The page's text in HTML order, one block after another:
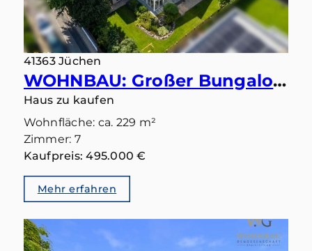
41363 Jüchen
WOHNBAU: Großer Bungalow mit 283 qm in gutem Zustand und Einliegerbereich mit eigenem Eingang
Haus zu kaufen
Wohnfläche: ca. 229 m²
Zimmer: 7
Kaufpreis: 495.000 €
Mehr erfahren